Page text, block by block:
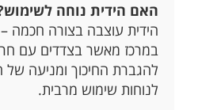
האם הידית נוחה
הידית עוצבה בצורה חכמה
במרכז מאשר בצדדים עם
להגברת החיכוך ומניעה של
לנוחות שימוש מרבית.